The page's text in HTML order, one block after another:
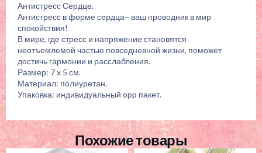
Антистресс Сердце.
Антистресс в форме сердца– ваш проводник в мир
спокойствия!
В мире, где стресс и напряжение становятся
неотъемлемой частью повседневной жизни, поможет
достичь гармонии и расслабления.
Размер: 7 x 5 см.
Материал: полиуретан.
Упаковка: индивидуальный opp пакет.
Похожие товары